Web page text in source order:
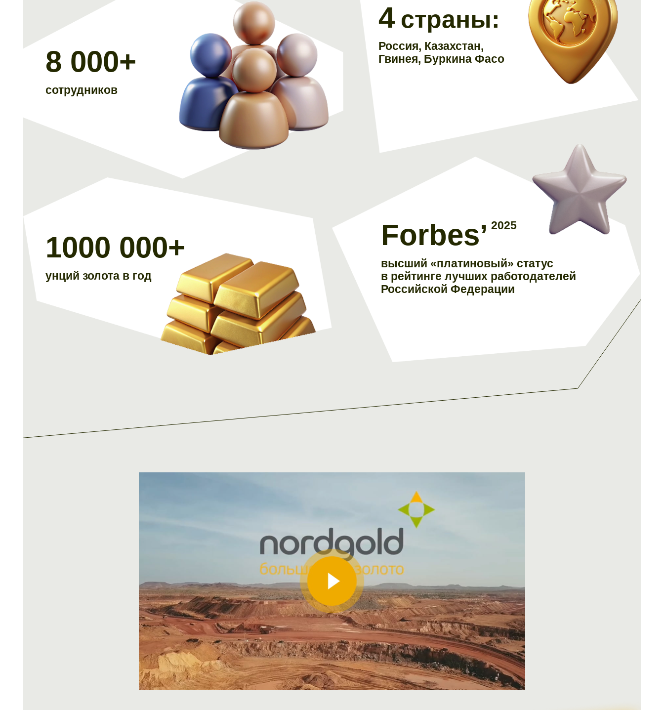
8 000+
сотрудников
4страны:
Россия, Казахстан,
Гвинея, Буркина Фасо
1000 000+
унций золота в год
Forbes’2025
высший «платиновый» статус
в рейтинге лучших работодателей
Российской Федерации